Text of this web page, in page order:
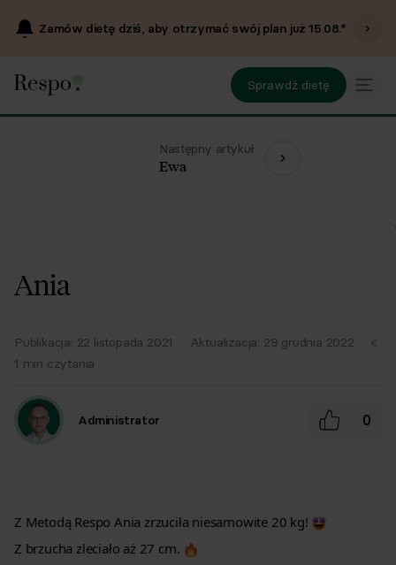
Zamów dietę dziś, aby otrzymać swój plan już15.08.*
Sprawdź dietę
Następny artykuł
Ewa
Ania
Publikacja: 22 listopada 2021 · Aktualizacja: 29 grudnia 2022 · <
1 min czytania
Administrator 0
Z Metodą Respo Ania zrzuciła niesamowite 20 kg!
Z brzucha zleciało aż 27 cm.